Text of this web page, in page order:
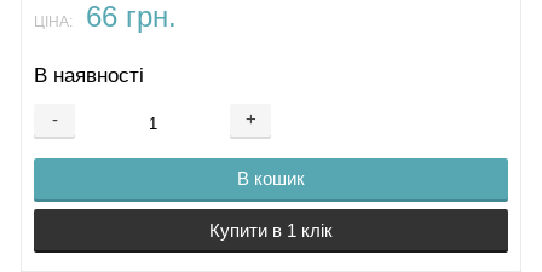
ЦІНА: 66 грн.
В наявності
- +
В кошик
Купити в 1 клік